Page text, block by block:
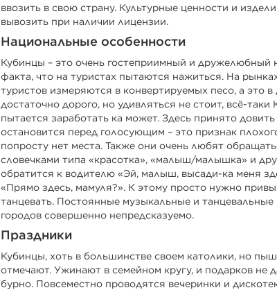
ввозить в свою страну. Культурные ценности и
вывозить при наличии лицензии.
Национальные особенности
Кубинцы – это очень гостеприимный и дружелюбный
факта, что на туристах пытаются нажиться. На
туристов измеряются в конвертируемых песо, а это
достаточно дорого, но удивляться не стоит, всё-
пытается заработать ка может. Здесь принято
остановится перед голосующим – это признак
попросту нет места. Также они очень любят
словечками типа «красотка», «малыш/малышка» и
обратится к водителю «Эй, малыш, высади-ка меня
«Прямо здесь, мамуля?». К этому просто нужно
танцевать. Постоянные музыкальные и
городов совершенно непредсказуемо.
Праздники
Кубинцы, хоть в большинстве своем католики, но
отмечают. Ужинают в семейном кругу, и подарков не
бурно. Повсеместно проводятся вечеринки и